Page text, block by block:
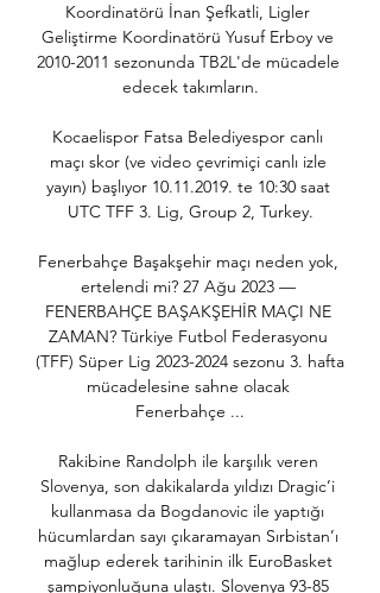
Koordinatörü İnan Şefkatli, Ligler
Geliştirme Koordinatörü Yusuf Erboy ve
2010-2011 sezonunda TB2L'de mücadele
edecek takımların.
Kocaelispor Fatsa Belediyespor canlı
maçı skor (ve video çevrimiçi canlı izle
yayın) başlıyor 10.11.2019. te 10:30 saat
UTC TFF 3. Lig, Group 2, Turkey.
Fenerbahçe Başakşehir maçı neden yok,
ertelendi mi? 27 Ağu 2023 —
FENERBAHÇE BAŞAKŞEHİR MAÇI NE
ZAMAN? Türkiye Futbol Federasyonu
(TFF) Süper Lig 2023-2024 sezonu 3. hafta
mücadelesine sahne olacak
Fenerbahçe ...
Rakibine Randolph ile karşılık veren
Slovenya, son dakikalarda yıldızı Dragic’i
kullanmasa da Bogdanovic ile yaptığı
hücumlardan sayı çıkaramayan Sırbistan’ı
mağlup ederek tarihinin ilk EuroBasket
şampiyonluğuna ulaştı. Slovenya 93-85